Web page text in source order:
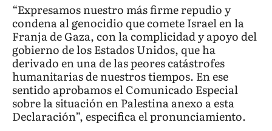
“Expresamos nuestro más firme repudio y
condena al genocidio que comete Israel en la
Franja de Gaza, con la complicidad y apoyo del
gobierno de los Estados Unidos, que ha
derivado en una de las peores catástrofes
humanitarias de nuestros tiempos. En ese
sentido aprobamos el Comunicado Especial
sobre la situación en Palestina anexo a esta
Declaración”, especifica el pronunciamiento.